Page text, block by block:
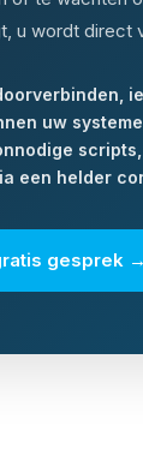
u wordt direct
uw
een helder
gesprek →